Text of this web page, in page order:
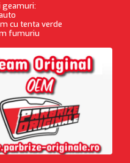
geamuri:
cu tenta verde
fumuriu